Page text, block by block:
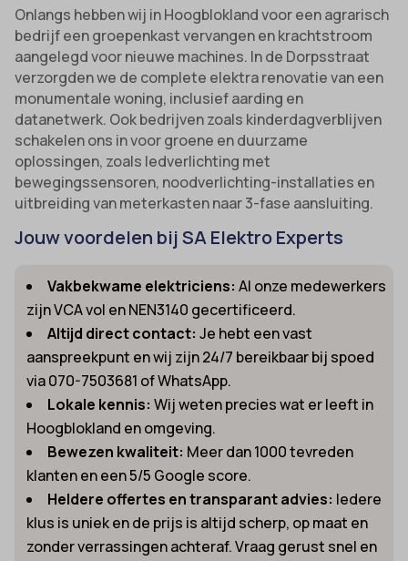
Onlangs hebben wij in Hoogblokland voor een agrarisch
bedrijf een groepenkast vervangen en krachtstroom
aangelegd voor nieuwe machines. In de Dorpsstraat
verzorgden we de complete elektra renovatie van een
monumentale woning, inclusief aarding en
datanetwerk. Ook bedrijven zoals kinderdagverblijven
schakelen ons in voor groene en duurzame
oplossingen, zoals ledverlichting met
bewegingssensoren, noodverlichting-installaties en
uitbreiding van meterkasten naar 3-fase aansluiting.
Jouw voordelen bij SA Elektro Experts
Vakbekwame elektriciens: Al onze medewerkers
zijn VCA vol en NEN3140 gecertificeerd.
Altijd direct contact: Je hebt een vast
aanspreekpunt en wij zijn 24/7 bereikbaar bij spoed
via 070-7503681 of WhatsApp.
Lokale kennis: Wij weten precies wat er leeft in
Hoogblokland en omgeving.
Bewezen kwaliteit: Meer dan 1000 tevreden
klanten en een 5/5 Google score.
Heldere offertes en transparant advies: Iedere
klus is uniek en de prijs is altijd scherp, op maat en
zonder verrassingen achteraf. Vraag gerust snel en